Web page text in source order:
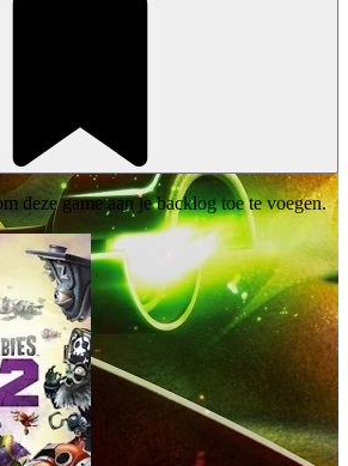
deze game aan je backlog toe te voegen.